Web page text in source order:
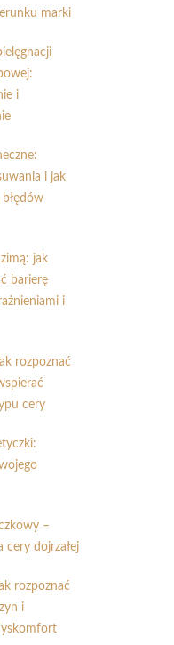
marki
i
i jak
jak
barierę
i
rozpoznać
cery
–
cery dojrzałej
rozpoznać
i